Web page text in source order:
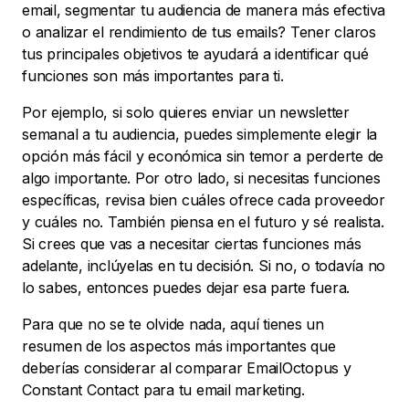
email, segmentar tu audiencia de manera más efectiva
o analizar el rendimiento de tus emails? Tener claros
tus principales objetivos te ayudará a identificar qué
funciones son más importantes para ti.
Por ejemplo, si solo quieres enviar un newsletter
semanal a tu audiencia, puedes simplemente elegir la
opción más fácil y económica sin temor a perderte de
algo importante. Por otro lado, si necesitas funciones
específicas, revisa bien cuáles ofrece cada proveedor
y cuáles no. También piensa en el futuro y sé realista.
Si crees que vas a necesitar ciertas funciones más
adelante, inclúyelas en tu decisión. Si no, o todavía no
lo sabes, entonces puedes dejar esa parte fuera.
Para que no se te olvide nada, aquí tienes un
resumen de los aspectos más importantes que
deberías considerar al comparar EmailOctopus y
Constant Contact para tu email marketing.